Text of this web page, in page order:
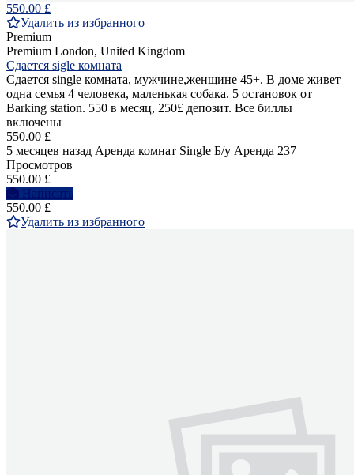
550.00 £
Удалить из избранного
Premium
Premium London, United Kingdom
Сдается sigle комната
Сдается single комната, мужчине,женщине 45+. В доме живет
одна семья 4 человека, маленькая собака. 5 остановок от
Barking station. 550 в месяц, 250£ депозит. Все биллы
включены
550.00 £
5 месяцев назад Аренда комнат Single Б/у Аренда 237
Просмотров
550.00 £
Написать
550.00 £
Удалить из избранного